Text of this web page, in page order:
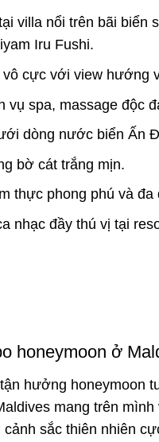
villa nổi trên bãi biển
Iru Fushi.
cực với view hướng
vụ spa, massage độc
dòng nước biển Ấn
bờ cát trắng mịn.
thực phong phú và đa
nhạc đầy thú vị tại
honeymoon ở
hưởng honeymoon
mang trên
sắc thiên nhiên